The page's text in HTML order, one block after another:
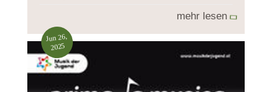
mehr lesen
Jun 26,
2025